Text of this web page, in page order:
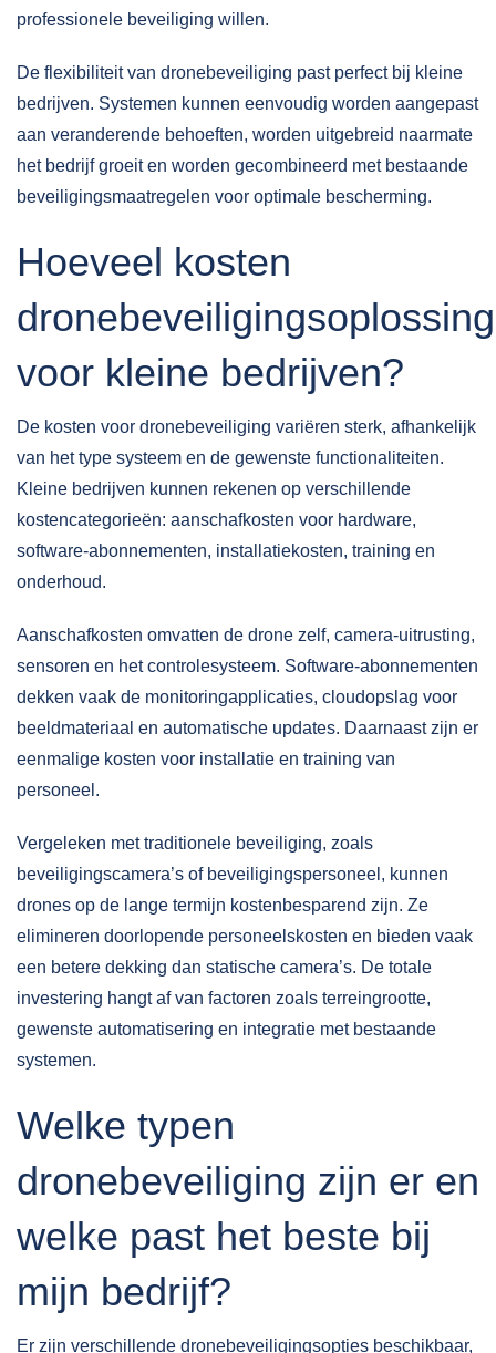
professionele beveiliging willen.
De flexibiliteit van dronebeveiliging past perfect bij kleine
bedrijven. Systemen kunnen eenvoudig worden aangepast
aan veranderende behoeften, worden uitgebreid naarmate
het bedrijf groeit en worden gecombineerd met bestaande
beveiligingsmaatregelen voor optimale bescherming.
Hoeveel kosten
voor kleine bedrijven?
De kosten voor dronebeveiliging variëren sterk, afhankelijk
van hettype systeem en de gewenste functionaliteiten.
Kleine bedrijven kunnen rekenen op verschillende
kostencategorieën: aanschafkosten voor hardware,
software-abonnementen, installatiekosten, training en
onderhoud.
Aanschafkosten omvatten de drone zelf, camera-uitrusting,
sensoren en het controlesysteem. Software-abonnementen
dekken vaak de monitoringapplicaties, cloudopslag voor
beeldmateriaal en automatische updates. Daarnaast zijn er
eenmalige kosten voor installatie en training van
personeel.
Vergeleken met traditionele beveiliging, zoals
beveiligingscamera’s of beveiligingspersoneel, kunnen
drones op de lange termijn kostenbesparend zijn. Ze
elimineren doorlopende personeelskosten en bieden vaak
een betere dekking dan statische camera’s. De totale
investering hangt af van factoren zoals terreingrootte,
gewenste automatisering en integratie met bestaande
systemen.
Welke typen
dronebeveiliging zijn er en
welke past het beste bij
mijn bedrijf?
Er zijn verschillende dronebeveiligingsopties beschikbaar,